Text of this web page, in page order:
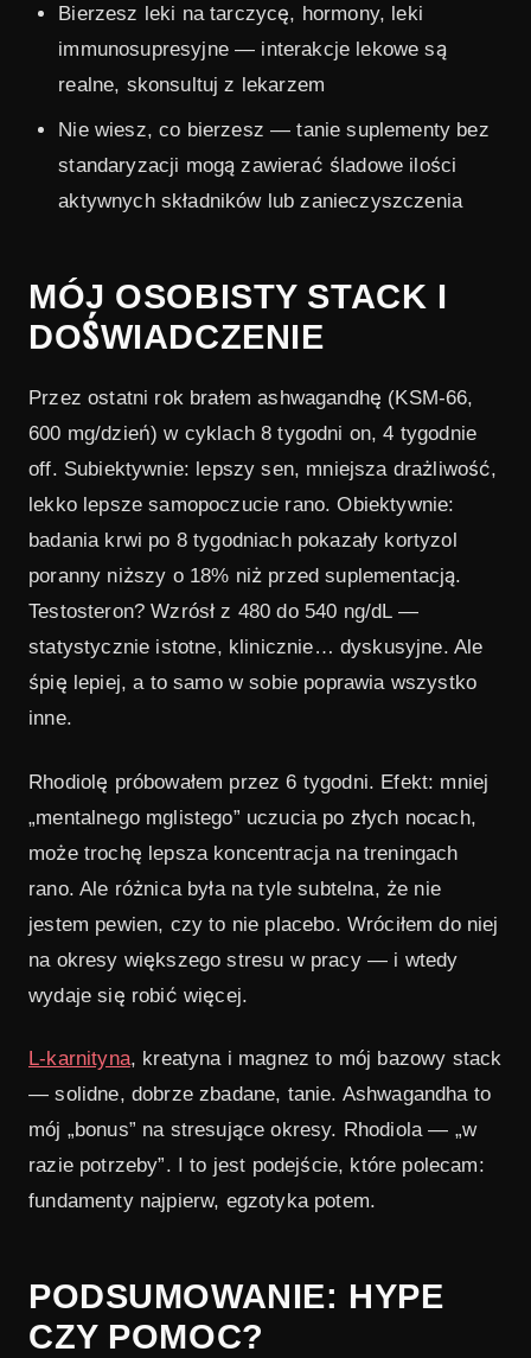
Bierzesz leki na tarczycę, hormony, leki
immunosupresyjne — interakcje lekowe są
realne, skonsultuj z lekarzem
Nie wiesz, co bierzesz — tanie suplementy bez
standaryzacji mogą zawierać śladowe ilości
aktywnych składników lub zanieczyszczenia
MÓJ OSOBISTY STACK I
DOŚWIADCZENIE
Przez ostatni rok brałem ashwagandhę (KSM-66,
600 mg/dzień) w cyklach 8 tygodni on, 4 tygodnie
off. Subiektywnie: lepszy sen, mniejsza drażliwość,
lekko lepsze samopoczucie rano. Obiektywnie:
badania krwi po 8 tygodniach pokazały kortyzol
poranny niższy o 18% niż przed suplementacją.
Testosteron? Wzrósł z 480 do 540 ng/dL —
statystycznie istotne, klinicznie… dyskusyjne. Ale
śpię lepiej, a to samo w sobie poprawia wszystko
inne.
Rhodiolę próbowałem przez 6 tygodni. Efekt: mniej
„mentalnego mglistego” uczucia po złych nocach,
może trochę lepsza koncentracja na treningach
rano. Ale różnica była na tyle subtelna, że nie
jestem pewien, czy to nie placebo. Wróciłem do niej
na okresy większego stresu w pracy — i wtedy
wydaje się robić więcej.
L-karnityna, kreatyna i magnez to mój bazowy stack
— solidne, dobrze zbadane, tanie. Ashwagandha to
mój „bonus” na stresujące okresy. Rhodiola — „w
razie potrzeby”. I to jest podejście, które polecam:
fundamenty najpierw, egzotyka potem.
PODSUMOWANIE: HYPE
CZY POMOC?